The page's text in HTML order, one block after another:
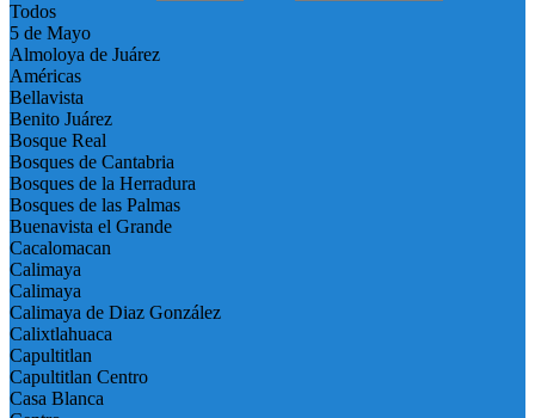
Todos
5 de Mayo
Almoloya de Juárez
Américas
Bellavista
Benito Juárez
Bosque Real
Bosques de Cantabria
Bosques de la Herradura
Bosques de las Palmas
Buenavista el Grande
Cacalomacan
Calimaya
Calimaya
Calimaya de Diaz González
Calixtlahuaca
Capultitlan
Capultitlan Centro
Casa Blanca